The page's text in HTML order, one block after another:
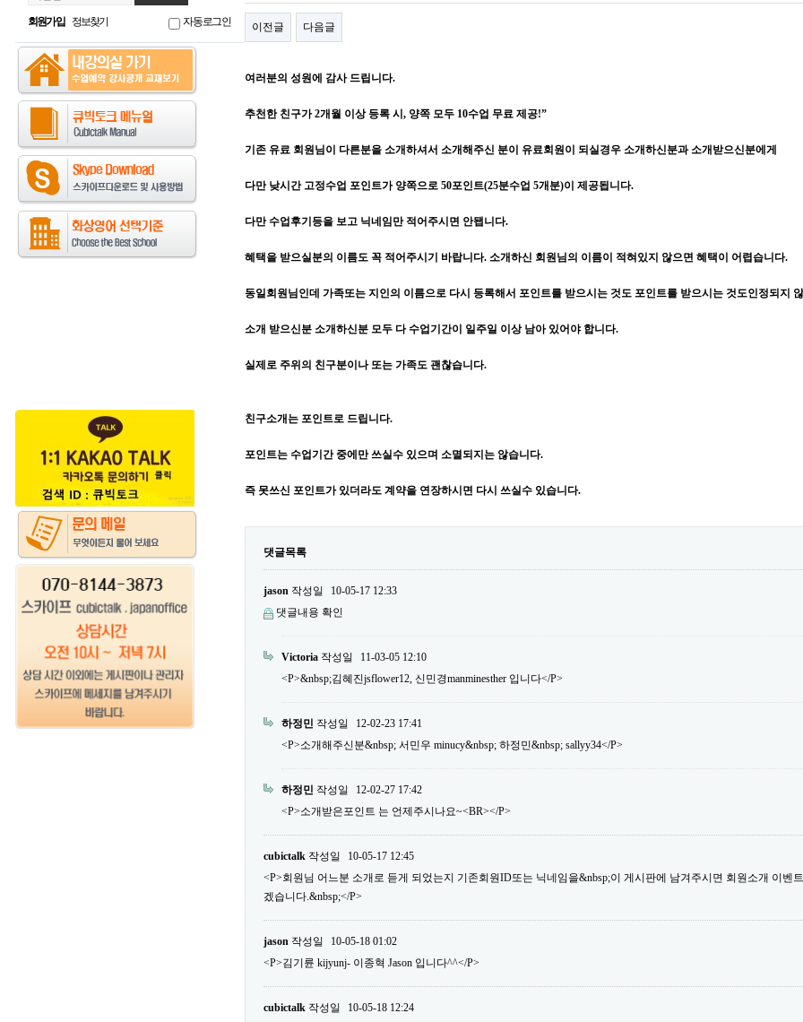
회원가입 정보찾기 자동로그인 이전글 다음글
여러분의 성원에 감사 드립니다.
추천한 친구가 2개월 이상 등록 시, 양쪽 모두 10수업 무료 제공!”
기존 유료 회원님이 다른분을 소개하셔서 소개해주신 분이 유료회원이 되실경우 소개하신분과 소개받으신분에게
다만 낮시간 고정수업 포인트가 양쪽으로 50포인트(25분수업 5개분)이 제공됩니다.
다만 수업후기등을 보고 닉네임만 적어주시면 안됍니다.
혜택을 받으실분의 이름도 꼭 적어주시기 바랍니다. 소개하신 회원님의 이름이 적혀있지 않으면 혜택이 어렵습니다.
동일회원님인데 가족또는 지인의 이름으로 다시 등록해서 포인트를 받으시는 것도 포인트를 받으시는 것도인정되지
소개 받으신분 소개하신분 모두 다 수업기간이 일주일 이상 남아 있어야 합니다.
실제로 주위의 친구분이나 또는 가족도 괜찮습니다.
친구소개는 포인트로 드립니다.
포인트는 수업기간 중에만 쓰실수 있으며 소멸되지는 않습니다.
즉 못쓰신 포인트가 있더라도 계약을 연장하시면 다시 쓰실수 있습니다.
댓글목록
jason 작성일
10-05-17 12:33
댓글내용 확인
Victoria 작성일
11-03-05 12:10
<P>&nbsp;김혜진jsflower12, 신민경manminesther 입니다</P>
하정민 작성일
12-02-23 17:41
<P>소개해주신분&nbsp; 서민우 minucy&nbsp; 하정민&nbsp; sallyy34</P>
하정민 작성일
12-02-27 17:42
<P>소개받은포인트 는 언제주시나요~<BR></P>
cubictalk 작성일
10-05-17 12:45
<P>회원님 어느분 소개로 듣게 되었는지 기존회원ID또는 닉네임을&nbsp;이 게시판에 남겨주시면 회원소개 이벤
겠습니다.&nbsp;</P>
jason 작성일
10-05-18 01:02
<P>김기륜 kijyunj- 이종혁 Jason 입니다^^</P>
cubictalk 작성일
10-05-18 12:24